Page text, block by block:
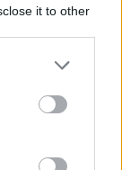
it to other
stáb
német